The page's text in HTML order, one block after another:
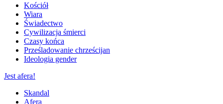
Kościół
Wiara
Świadectwo
Cywilizacja śmierci
Czasy końca
Prześladowanie chrześcijan
Ideologia gender
Jest afera!
Skandal
Afera